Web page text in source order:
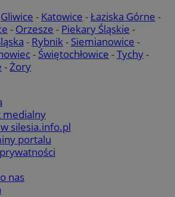
Gliwice - Katowice -Łaziska Górne -
- Orzesze - Piekary Śląskie -
- Rybnik- Siemianowice -
- Świętochłowice -Tychy-
-Żory
medialny
silesia.info.pl
portalu
nas